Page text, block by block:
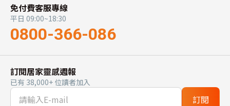
免付費客服專線
平日 09:00~18:30
0800-366-086
訂閱居家靈感週報
已有 38,000+ 位讀者加入
訂閱